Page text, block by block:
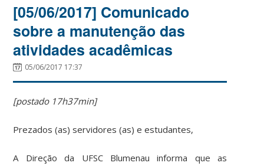
[05/06/2017] Comunicado
sobre a manutenção das
atividades acadêmicas
05/06/2017 17:37
[postado 17h37min]
Prezados (as) servidores (as) e estudantes,
A Direção da UFSC Blumenau informa que as